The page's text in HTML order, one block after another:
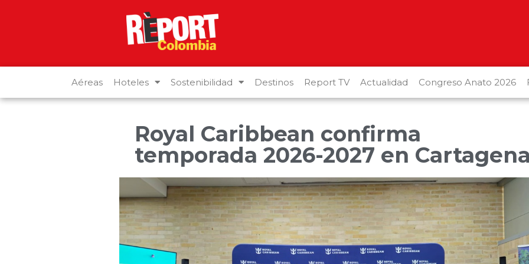
Aéreas Hoteles Sostenibilidad Destinos Report TV Actualidad Congreso Anato 2026
Royal Caribbean confirma
temporada 2026-2027 en Cartagena